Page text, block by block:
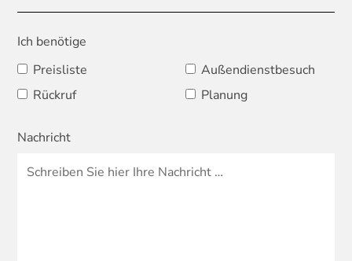
Ich benötige
Preisliste
Außendienstbesuch
Rückruf
Planung
Nachricht